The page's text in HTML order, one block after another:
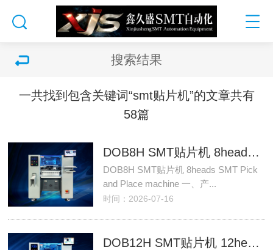
搜索结果
一共找到包含关键词“smt贴片机”的文章共有
58篇
DOB8H SMT贴片机 8heads SMT
DOB8H SMT贴片机 8heads SMT Pick
and Place machine 一、产...
时间：2026-07-16
DOB12H SMT贴片机 12heads SMT